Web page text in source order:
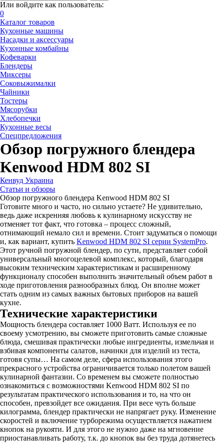
Или войдите как пользователь:
0
Каталог товаров
Кухонные машины
Насадки и аксессуары
Кухонные комбайны
Кофеварки
Блендеры
Миксеры
Соковыжималки
Чайники
Тостеры
Мясорубки
Хлебопечки
Кухонные весы
Спецпредложения
Обзор погружного блендера
Kenwood HDM 802 SI
Кенвуд Украина
Статьи и обзоры
Обзор погружного блендера Kenwood HDM 802 SI
Готовите много и часто, но сильно устаете? Не удивительно,
ведь даже искренняя любовь к кулинарному искусству не
отменяет тот факт, что готовка – процесс сложный,
отнимающий немало сил и времени. Стоит задуматься о помощи
и, как вариант, купить Kenwood HDM 802 SI серии SystemPro.
Этот ручной погружной блендер, по сути, представляет собой
универсальный многоцелевой комплекс, который, благодаря
высоким техническим характеристикам и расширенному
функционалу способен выполнить значительный объем работ в
ходе приготовления разнообразных блюд. Он вполне может
стать одним из самых важных бытовых приборов на вашей
кухне.
Технические характеристики
Мощность блендера составляет 1000 Ватт. Используя ее по
своему усмотрению, вы сможете приготовить самые сложные
блюда, смешивая практически любые ингредиенты, измельчая и
взбивая компоненты салатов, начинки для изделий из теста,
готовя супы… На самом деле, сфера использования этого
прекрасного устройства ограничивается только полетом вашей
кулинарной фантазии. Со временем вы сможете полностью
ознакомиться с возможностями Kenwood HDM 802 SI по
результатам практического использования и то, на что он
способен, превзойдет все ожидания. При весе чуть больше
килограмма, блендер практически не напрягает руку. Изменение
скоростей и включение турборежима осуществляется нажатием
кнопок на рукояти. И для этого не нужно даже на мгновение
приостанавливать работу, т.к. до кнопок вы без труда дотянетесь